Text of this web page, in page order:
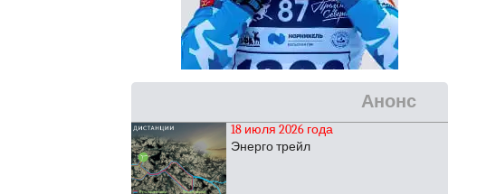
Анонс
18 июля 2026 года
Энерго трейл